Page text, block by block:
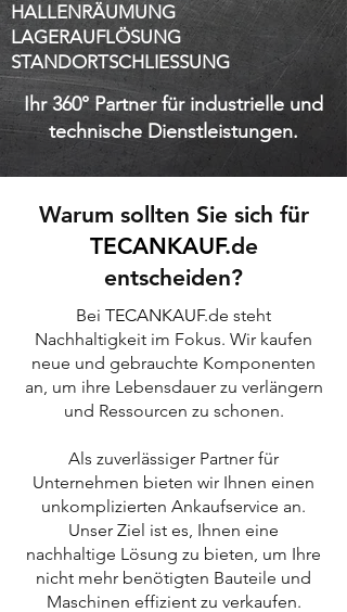
HALLENRÄUMUNG
LAGERAUFLÖSUNG
STANDORTSCHLIESSUNG
Ihr 360° Partner für industrielle und
technische Dienstleistungen.
Warum sollten Sie sich für
TECANKAUF.de
entscheiden?
Bei TECANKAUF.de steht
Nachhaltigkeit im Fokus. Wir kaufen
neue und gebrauchte Komponenten
an, um ihre Lebensdauer zu verlängern
und Ressourcen zu schonen.
Als zuverlässiger Partner für
Unternehmen bieten wir Ihnen einen
unkomplizierten Ankaufservice an.
Unser Ziel ist es, Ihnen eine
nachhaltige Lösung zu bieten, um Ihre
nicht mehr benötigten Bauteile und
Maschinen effizient zu verkaufen.